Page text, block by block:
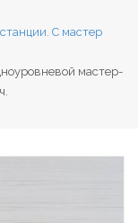
С мастер
мастер-